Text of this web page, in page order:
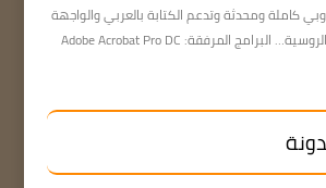
كاملة ومحدثة وتدعم الكتابة بالعربي والواجهة
في لغتين الانجليزية والروسية… البرامج المرفقة: Adobe Acrobat Pro DC